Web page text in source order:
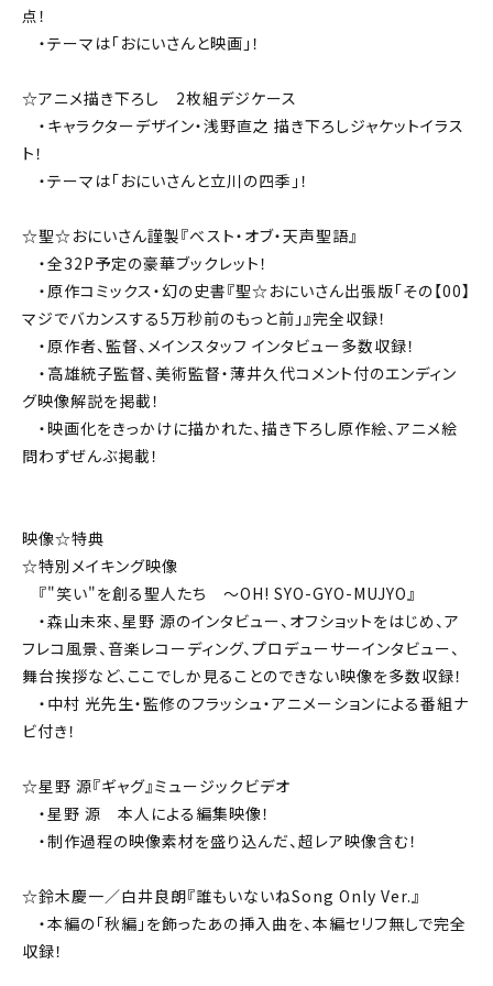
点！
・テーマは「おにいさんと映画」！
☆アニメ描き下ろし 2枚組デジケース
・キャラクターデザイン・浅野直之 描き下ろしジャケットイラス
ト！
・テーマは「おにいさんと立川の四季」！
☆聖☆おにいさん謹製『ベスト・オブ・天声聖語』
・全32P予定の豪華ブックレット！
・原作コミックス・幻の史書『聖☆おにいさん出張版「その【00】
マジでバカンスする5万秒前のもっと前」』完全収録！
・原作者、監督、メインスタッフ インタビュー多数収録！
・高雄統子監督、美術監督・薄井久代コメント付のエンディン
グ映像解説を掲載！
・映画化をきっかけに描かれた、描き下ろし原作絵、アニメ絵
問わずぜんぶ掲載！
映像☆特典
☆特別メイキング映像
『"笑い"を創る聖人たち ～OH! SYO-GYO-MUJYO』
・森山未來、星野 源のインタビュー、オフショットをはじめ、ア
フレコ風景、音楽レコーディング、プロデューサーインタビュー、
舞台挨拶など、ここでしか見ることのできない映像を多数収録！
・中村 光先生・監修のフラッシュ・アニメーションによる番組ナ
ビ付き！
☆星野 源『ギャグ』ミュージックビデオ
・星野 源 本人による編集映像！
・制作過程の映像素材を盛り込んだ、超レア映像含む！
☆鈴木慶一／白井良朗『誰もいないねSong Only Ver.』
・本編の「秋編」を飾ったあの挿入曲を、本編セリフ無しで完全
収録！